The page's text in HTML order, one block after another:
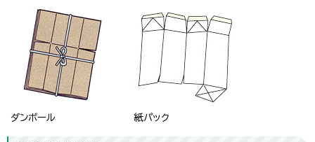
ダンボール 紙パック